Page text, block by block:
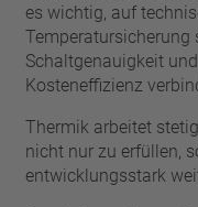
ohne Isolierung
Litze
Pin
Draht
Approbationen
VDE
IEC
Filter anwenden
Filter
es wichtig, auf
Temperatursicherung
Schaltgenauigkeit
Kosteneffizienz
Thermik arbeitet
nicht nur zu erfüllen,
entwicklungsstark